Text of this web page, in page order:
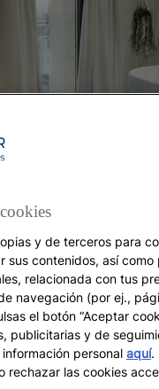
Supersticiones
en
y de terceros para
sus contenidos, así
relacionada con tus
navegación (por ej.,
el botón “Aceptar
publicitarias y de
personal aquí.
rechazar las cookies